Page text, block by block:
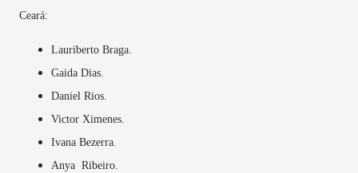
Ceará:
Lauriberto Braga.
Gaida Dias.
Daniel Rios.
Victor Ximenes.
Ivana Bezerra.
Anya Ribeiro.